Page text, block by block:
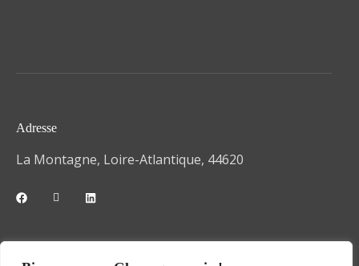
Adresse
La Montagne, Loire-Atlantique, 44620